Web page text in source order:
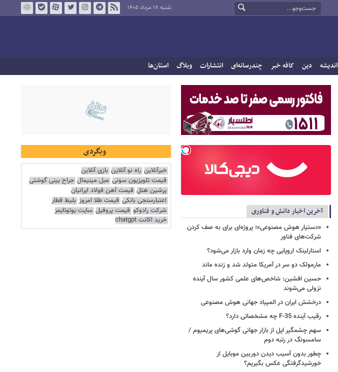
شنبه ۱۷ مرداد ۱۴۰۵
اندیشه دین کافه خبر چندرسانه‌ای انتشارات وبلاگ استان‌ها
آخرین اخبار دانش و فناوری
«دستیار هوش مصنوعی»؛ پروژه‌ای برای به صف کردن
شرکت‌های فناور
استارلینک اروپایی چه زمان وارد بازار می‌شود؟
مارمولک دو سر در آمریکا متولد شد و زنده ماند
حسین افشین: شاخص‌های علمی کشور سال آینده
نزولی می‌شوند
درخشش ایران در المپیاد جهانی هوش مصنوعی
رقیب آینده F-35 چه مشخصاتی دارد؟
سهم چشمگیر اپل از بازار جهانی گوشی‌های پریمیوم /
سامسونگ در رتبه دوم
چطور بدون آسیب دیدن دوربین موبایل از
خورشیدگرفتگی عکس بگیریم؟
وبگردی
خبرآنلاین راه نو آنلاین بازی آنلاین
قیمت تلویزیون سونی مبل مینیمال جراح بینی گوشتی
پرشین هتل قیمت آهن فولاد ایرانیان
اعتبارسنجی بانکی قیمت طلا امروز بلیط قطار
شرکت رادوکو قیمت پروفیل سایت یوتوتایمز
خرید اکانت chatgpt